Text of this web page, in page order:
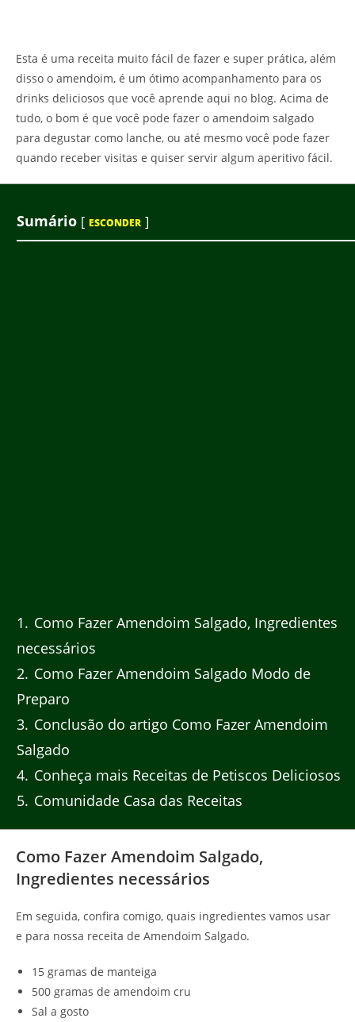
Esta é uma receita muito fácil de fazer e super prática, além
disso o amendoim, é um ótimo acompanhamento para os
drinks deliciosos que você aprende aqui no blog. Acima de
tudo, o bom é que você pode fazer o amendoim salgado
para degustar como lanche, ou até mesmo você pode fazer
quando receber visitas e quiser servir algum aperitivo fácil.
Sumário [ ESCONDER ]
1
Como Fazer Amendoim Salgado, Ingredientes
necessários
2 Como Fazer Amendoim Salgado Modo de
Preparo
3 Conclusão do artigo Como Fazer Amendoim
Salgado
4 Conheça mais Receitas de Petiscos Deliciosos
5 Comunidade Casa das Receitas
Como Fazer Amendoim Salgado,
Ingredientes necessários
Em seguida, confira comigo, quais ingredientes vamos usar
e para nossa receita de Amendoim Salgado.
15 gramas de manteiga
500 gramas de amendoim cru
Sal a gosto